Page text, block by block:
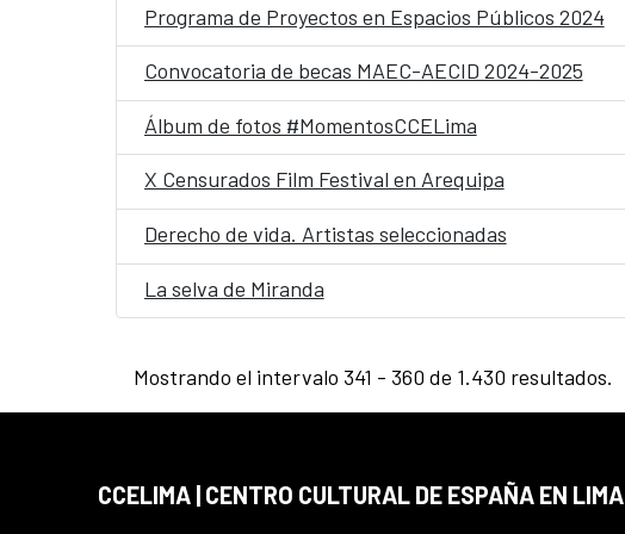
Programa de Proyectos en Espacios Públicos 2024
Convocatoria de becas MAEC-AECID 2024-2025
Álbum de fotos #MomentosCCELima
X Censurados Film Festival en Arequipa
Derecho de vida. Artistas seleccionadas
La selva de Miranda
Mostrando el intervalo 341 - 360 de 1.430 resultados.
CCELIMA | CENTRO CULTURAL DE ESPAÑA EN LIMA